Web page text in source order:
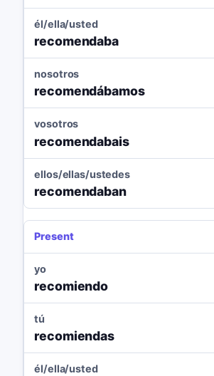
él/ella/usted
recomendaba
nosotros
recomendábamos
vosotros
recomendabais
ellos/ellas/ustedes
recomendaban
Present
yo
recomiendo
tú
recomiendas
él/ella/usted